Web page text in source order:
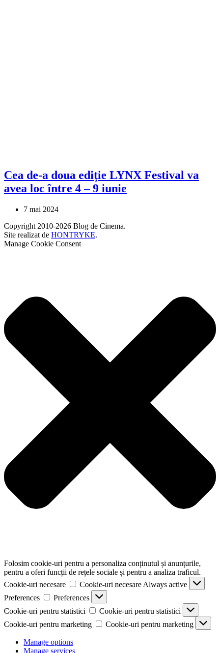
Cea de-a doua ediție LYNX Festival va
avea loc între 4 – 9 iunie
7 mai 2024
Copyright 2010-2026 Blog de Cinema.
Site realizat de HONTRYKE.
Manage Cookie Consent
Folosim cookie-uri pentru a personaliza conținutul și anunțurile,
pentru a oferi funcții de rețele sociale și pentru a analiza traficul.
Cookie-uri necesare
Cookie-uri necesare Always active
Preferences
Preferences
Cookie-uri pentru statistici
Cookie-uri pentru statistici
Cookie-uri pentru marketing
Cookie-uri pentru marketing
Manage options
Manage services